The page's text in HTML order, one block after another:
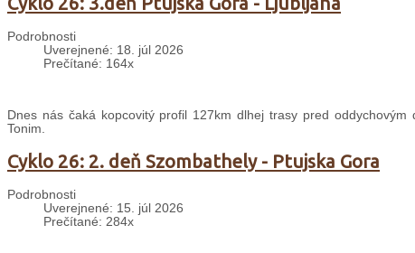
Podrobnosti
Uverejnené: 18. júl 2026
Prečítané: 164x
Dnes nás čaká kopcovitý profil 127km dlhej trasy pred
Tonim.
Cyklo 26: 2. deň Szombathely - Ptujska Gora
Podrobnosti
Uverejnené: 15. júl 2026
Prečítané: 284x